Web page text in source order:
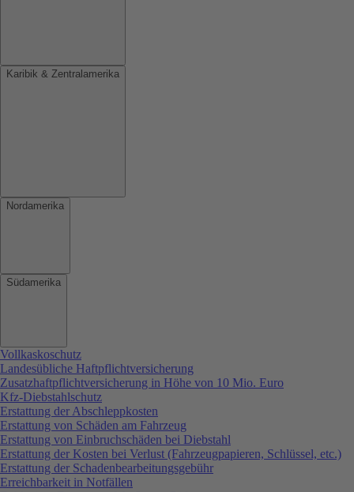
Karibik & Zentralamerika
Nordamerika
Südamerika
Vollkaskoschutz
Landesübliche Haftpflichtversicherung
Zusatzhaftpflichtversicherung in Höhe von 10 Mio. Euro
Kfz-Diebstahlschutz
Erstattung der Abschleppkosten
Erstattung von Schäden am Fahrzeug
Erstattung von Einbruchschäden bei Diebstahl
Erstattung der Kosten bei Verlust (Fahrzeugpapieren, Schlüssel, etc.)
Erstattung der Schadenbearbeitungsgebühr
Erreichbarkeit in Notfällen